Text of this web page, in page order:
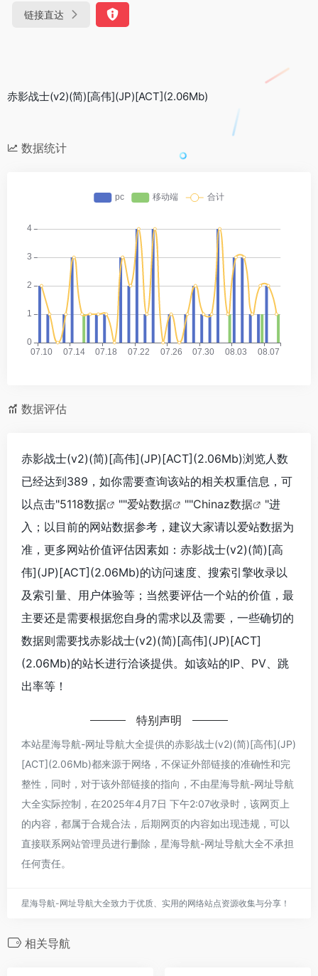
链接直达
赤影战士(v2)(简)[高伟](JP)[ACT](2.06Mb)
数据统计
数据评估
赤影战士(v2)(简)[高伟](JP)[ACT](2.06Mb)浏览人数
已经达到389，如你需要查询该站的相关权重信息，可
以点击"5118数据 ""爱站数据 ""Chinaz数据
"进
入；以目前的网站数据参考，建议大家请以爱站数据为
准，更多网站价值评估因素如：赤影战士(v2)(简)[高
伟](JP)[ACT](2.06Mb)的访问速度、搜索引擎收录以
及索引量、用户体验等；当然要评估一个站的价值，最
主要还是需要根据您自身的需求以及需要，一些确切的
数据则需要找赤影战士(v2)(简)[高伟](JP)[ACT]
(2.06Mb)的站长进行洽谈提供。如该站的IP、PV、跳
出率等！
特别声明
本站星海导航-网址导航大全提供的赤影战士(v2)(简)[高伟](JP)
[ACT](2.06Mb)都来源于网络，不保证外部链接的准确性和完
整性，同时，对于该外部链接的指向，不由星海导航-网址导航
大全实际控制，在2025年4月7日 下午2:07收录时，该网页上
的内容，都属于合规合法，后期网页的内容如出现违规，可以
直接联系网站管理员进行删除，星海导航-网址导航大全不承担
任何责任。
星海导航-网址导航大全致力于优质、实用的网络站点资源收集与分享！
相关导航